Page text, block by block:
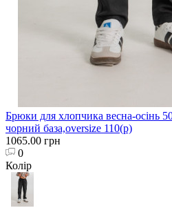
Брюки для хлопчика весна-осінь
чорний база,oversize 110(р)
1065.00 грн
0
Колір